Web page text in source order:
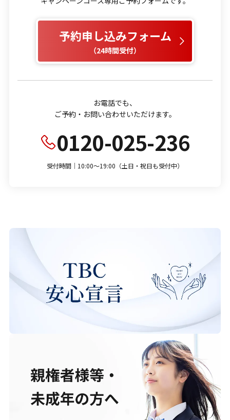
予約申し込みフォーム
（24時間受付）
お電話でも、
ご予約・お問い合わせいただけます。
0120-025-236
受付時間｜10:00～19:00（土日・祝日も受付中）